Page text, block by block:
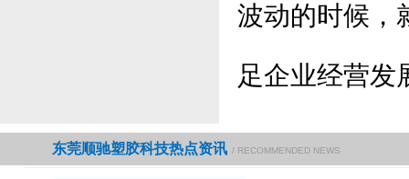
波动的时候，
足企业经营发
东莞顺驰塑胶科技热点资讯 / RECOMMENDED NEWS